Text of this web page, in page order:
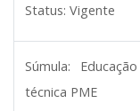
Status: Vigente
Súmula:
técnica PME